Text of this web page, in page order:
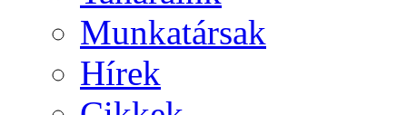
Munkatársak
Hírek